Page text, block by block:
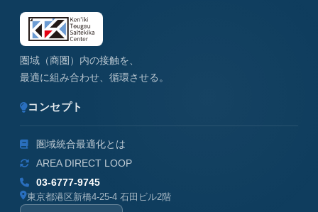
圏域（商圏）内の接触を、
最適に組み合わせ、循環させる。
コンセプト
圏域統合最適化とは
AREA DIRECT LOOP
03-6777-9745
東京都港区新橋4-25-4 石田ビル2階